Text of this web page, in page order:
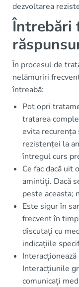
dezvoltarea
Întrebări
În procesul de
nelămuriri
întreabă:
Pot opri
tratarea
evita
rezistenței la
întregul curs
Ce fac dacă uit
amintiți. Dacă
peste aceasta;
Este sigur în
frecvent în
discutați cu
indicațiile
Interacțiunile
comunicați